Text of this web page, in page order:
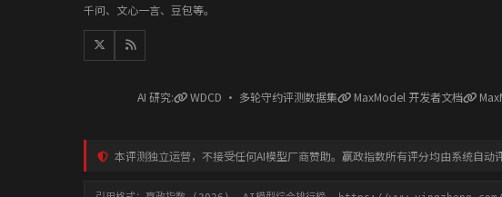
千问、文心一言、豆包等。
AI 研究: WDCD · 多轮守约评测数据集 MaxModel 开发者文档
本评测独立运营，不接受任何AI模型厂商赞助。赢政指数所有评分均由系统自动